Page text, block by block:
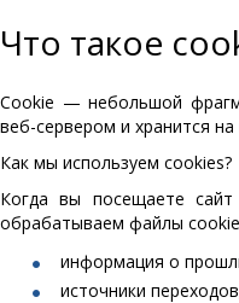
Что такое
Cookie — небольшой
веб-сервером и хранится
Как мы используем cookies?
Когда вы посещаете
обрабатываем файлы
информация о
источники